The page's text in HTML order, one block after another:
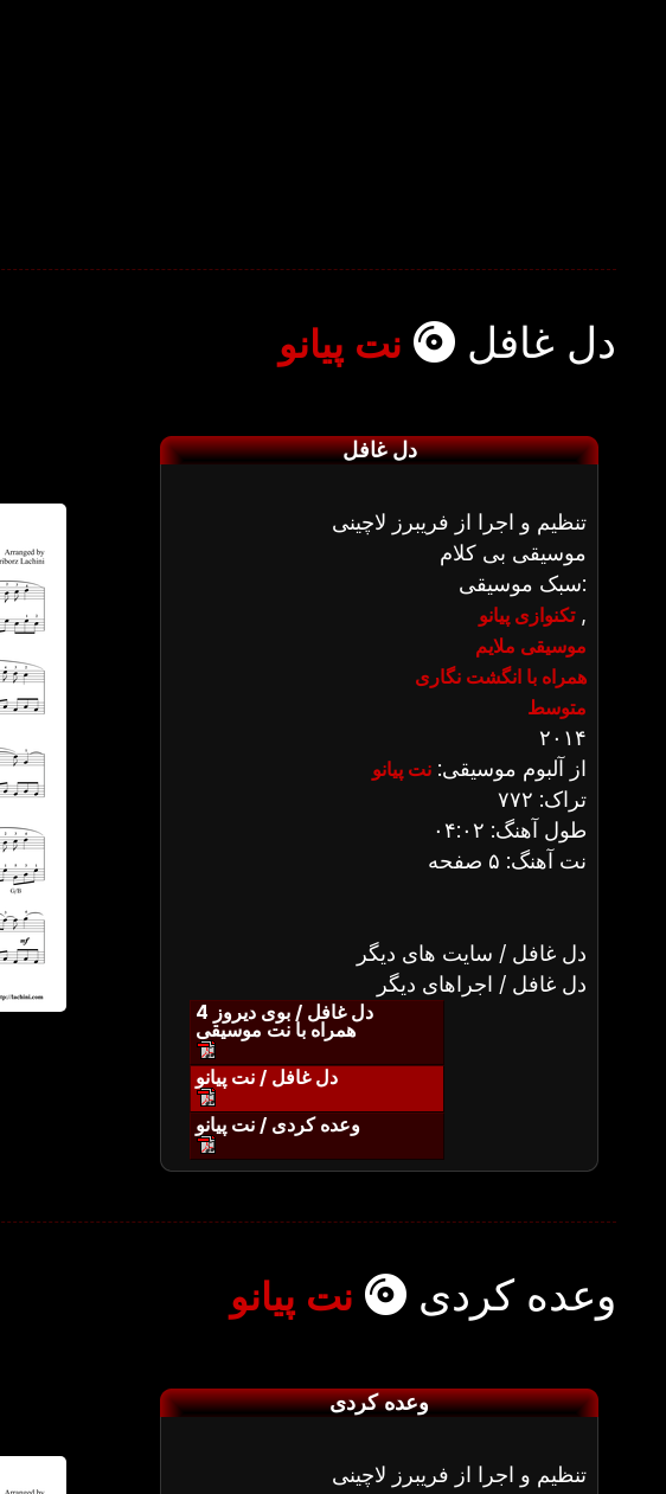
دل غافل نت پیانو
دل غافل
تنظیم و اجرا از فریبرز لاچینی
موسیقی بی کلام
سبک موسیقی:
تکنوازی پیانو,
موسیقی ملایم
همراه با انگشت نگاری
متوسط
۲۰۱۴
از آلبوم موسیقی: نت پیانو
تراک: ۷۷۲
طول آهنگ: ۰۴:۰۲
نت آهنگ: ۵ صفحه
دل غافل / سایت های دیگر
دل غافل / اجراهای دیگر
دل غافل / بوی دیروز 4
همراه با نت موسیقی
دل غافل / نت پیانو
وعده کردی / نت پیانو
وعده کردی نت پیانو
وعده کردی
تنظیم و اجرا از فریبرز لاچینی